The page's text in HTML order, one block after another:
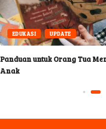
EDUKASI UPDATE
Panduan untuk Orang Tua
Anak